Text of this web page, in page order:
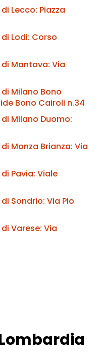
Lecco: Piazza
Lodi: Corso
Mantova: Via
Milano Bono
Bono Cairoli n.34
Milano Duomo:
Monza Brianza: Via
Pavia: Viale
Sondrio: Via Pio
Varese: Via